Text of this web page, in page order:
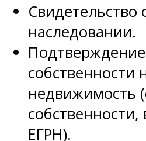
Свидетельство
наследовании.
собственности
недвижимость
ЕГРН).